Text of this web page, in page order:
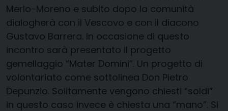
Merlo-Moreno e subito dopo la comunità
dialogherà con il Vescovo e con il diacono
Gustavo Barrera. In occasione di questo
incontro sarà presentato il progetto
gemellaggio “Mater Domini”. Un progetto di
volontariato come sottolinea Don Pietro
Depunzio. Solitamente vengono chiesti “soldi”
in questo caso invece è chiesta una “mano”. Si